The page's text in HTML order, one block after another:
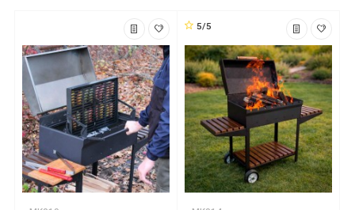
5/5